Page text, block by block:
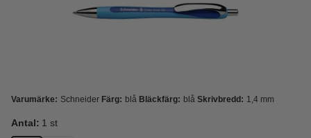
Varumärke: Schneider Färg: blå Bläckfärg: blå Skrivbredd: 1,4 mm
Antal: 1 st